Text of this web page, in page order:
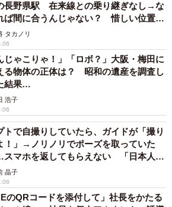
長野県駅 在来線との乗り継ぎなし→な
ば間に合うんじゃない？ 惜しい位置関
響
タカノリ
じゃこりゃ！」「ロボ？」大阪・梅田に
る物体の正体は？ 昭和の遺産を調査し
結果…
浩子
トで自撮りしていたら、ガイドが「撮り
！」→ノリノリでポーズを取っていた
マホを返してもらえない 「日本人は
表かも」「私は6時間で3万円払った」
晶子
のQRコードを添付して」社長をかたる